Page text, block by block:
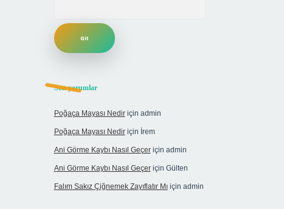
Son yorumlar
Poğaça Mayası Nediriçin admin
Poğaça Mayası Nediriçin İrem
Ani Görme Kaybı Nasıl Geçeriçin admin
Ani Görme Kaybı Nasıl Geçeriçin Gülten
Falım Sakız Çiğnemek Zayıflatır Mıiçin admin